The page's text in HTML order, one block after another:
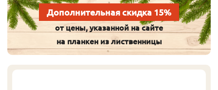
Дополнительная скидка 15%
от цены, указанной на сайте
на планкен из лиственницы